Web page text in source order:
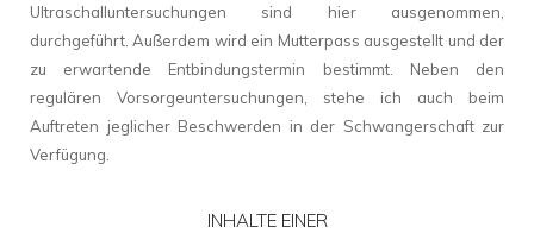
Ultraschalluntersuchungen sind hier ausgenommen,
durchgeführt. Außerdem wird ein Mutterpass ausgestellt und der
zu erwartende Entbindungstermin bestimmt. Neben den
regulären Vorsorgeuntersuchungen, stehe ich auch beim
Auftreten jeglicher Beschwerden in der Schwangerschaft zur
Verfügung.
INHALTE EINER